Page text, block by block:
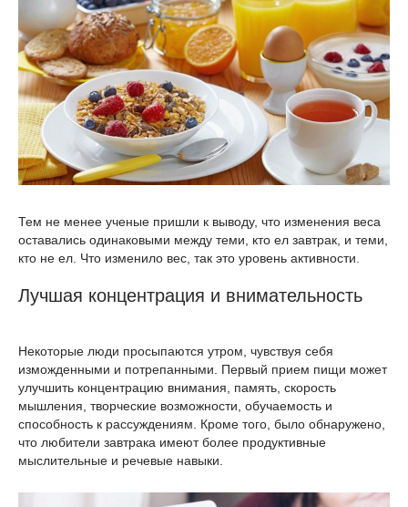
Тем не менее ученые пришли к выводу, что изменения веса
оставались одинаковыми между теми, кто ел завтрак, и теми,
кто не ел. Что изменило вес, так это уровень активности.
Лучшая концентрация и внимательность
Некоторые люди просыпаются утром, чувствуя себя
изможденными и потрепанными. Первый прием пищи может
улучшить концентрацию внимания, память, скорость
мышления, творческие возможности, обучаемость и
способность к рассуждениям. Кроме того, было обнаружено,
что любители завтрака имеют более продуктивные
мыслительные и речевые навыки.